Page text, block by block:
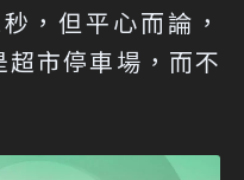
，但平心而論，
市停車場，而不